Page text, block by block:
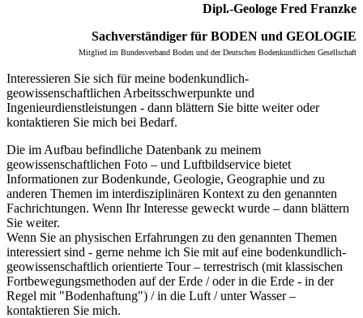
Dipl.-Geologe Fred Franzke
Sachverständiger für BODEN und GEOLOGIE
Mitglied im Bundesverband Boden und der Deutschen Bodenkundlichen Gesellschaft
Interessieren Sie sich für meine bodenkundlich-
geowissenschaftlichen Arbeitsschwerpunkte und
Ingenieurdienstleistungen - dann blättern Sie bitte weiter oder
kontaktieren Sie mich bei Bedarf.
Die im Aufbau befindliche Datenbank zu meinem
geowissenschaftlichen Foto – und Luftbildservice bietet
Informationen zur Bodenkunde, Geologie, Geographie und zu
anderen Themen im interdisziplinären Kontext zu den genannten
Fachrichtungen. Wenn Ihr Interesse geweckt wurde – dann blättern
Sie weiter.
Wenn Sie an physischen Erfahrungen zu den genannten Themen
interessiert sind - gerne nehme ich Sie mit auf eine bodenkundlich-
geowissenschaftlich orientierte Tour – terrestrisch (mit klassischen
Fortbewegungsmethoden auf der Erde / oder in die Erde - in der
Regel mit "Bodenhaftung") / in die Luft / unter Wasser –
kontaktieren Sie mich.